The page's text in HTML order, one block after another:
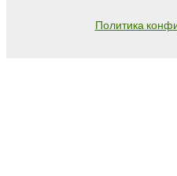
Политика